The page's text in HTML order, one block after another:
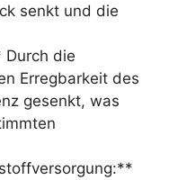
senkt und die
die
Erregbarkeit des
gesenkt, was